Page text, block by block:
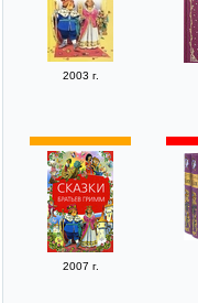
2003 г.
2007 г.